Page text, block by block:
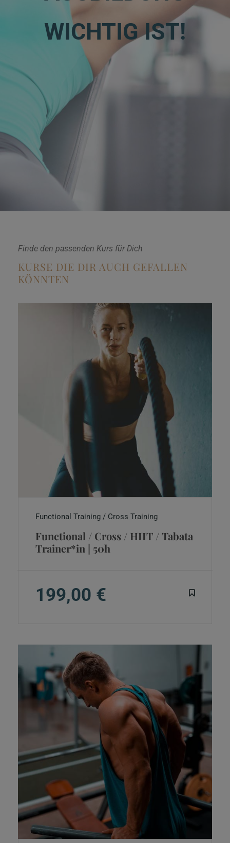
WICHTIG IST!
Finde den passenden Kurs für Dich
KURSE DIE DIR AUCH GEFALLEN
KÖNNTEN
Functional Training / Cross Training
Functional / Cross / HIIT / Tabata
Trainer*in | 50h
199,00 €